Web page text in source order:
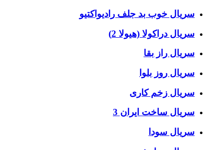
سریال خوب بد جلف رادیواکتیو
سریال دراکولا (هیولا 2)
سریال راز بقا
سریال روز بلوا
سریال زخم کاری
سریال ساخت ایران 3
سریال سودا